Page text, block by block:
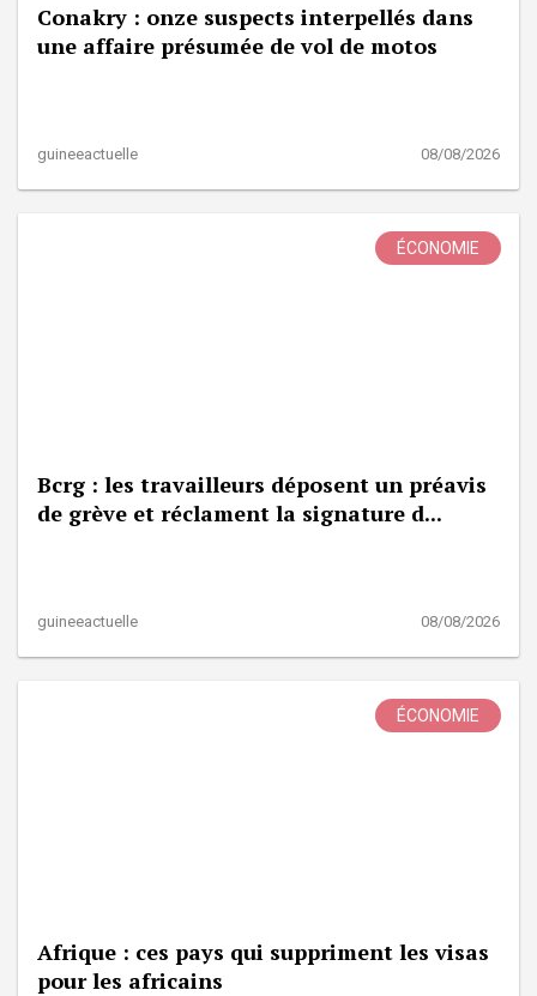
Conakry : onze suspects interpellés dans
une affaire présumée de vol de motos
guineeactuelle 08/08/2026
ÉCONOMIE
Bcrg : les travailleurs déposent un préavis
de grève et réclament la signature d...
guineeactuelle 08/08/2026
ÉCONOMIE
Afrique : ces pays qui suppriment les visas
pour les africains